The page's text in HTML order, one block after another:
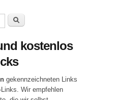
Suche
kostenlos
gekennzeichneten Links
Wir empfehlen